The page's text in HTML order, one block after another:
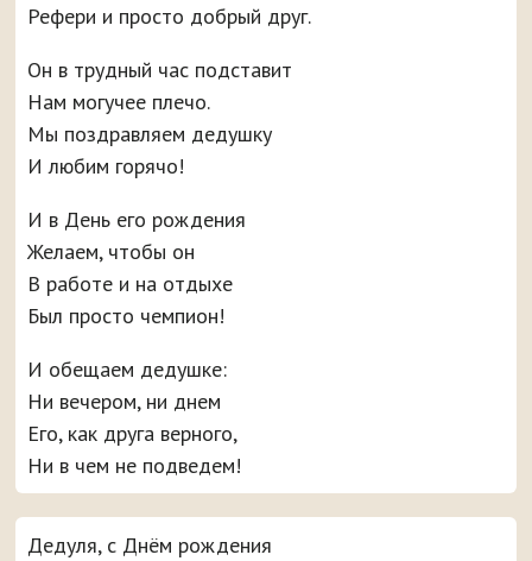
Рефери и просто добрый друг.
Он в трудный час подставит
Нам могучее плечо.
Мы поздравляем дедушку
И любим горячо!
И в День его рождения
Желаем, чтобы он
В работе и на отдыхе
Был просто чемпион!
И обещаем дедушке:
Ни вечером, ни днем
Его, как друга верного,
Ни в чем не подведем!
Дедуля, с Днём рождения